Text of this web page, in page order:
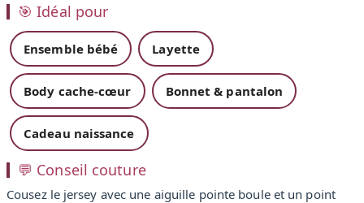
🎯 Idéal pour
Ensemble bébé Layette
Body cache-cœur Bonnet & pantalon
Cadeau naissance
💬 Conseil couture
Cousez le jersey avec une aiguille pointe boule et un point